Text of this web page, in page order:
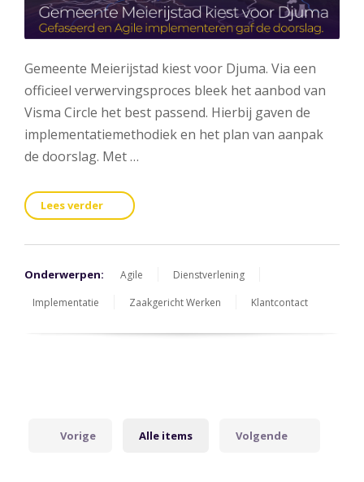
Gemeente Meierijstad kiest voor Djuma. Via een
officieel verwervingsproces bleek het aanbod van
Visma Circle het best passend. Hierbij gaven de
implementatiemethodiek en het plan van aanpak
de doorslag. Met …
Lees verder
Onderwerpen: Agile
Dienstverlening
Implementatie
Zaakgericht Werken Klantcontact
Vorige Alle items Volgende